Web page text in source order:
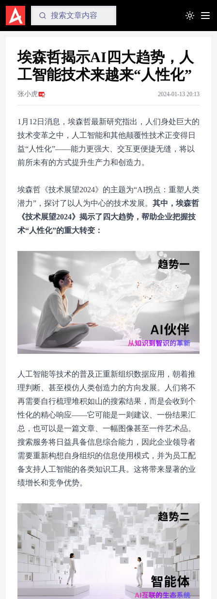
Toggle
埃森哲揭示AI四大趋势，人
工智能技术来越来“人性化”
张小虎 2024-01-13 20:13
1月12日消息，埃森哲最新研究指出，人们身处巨大的
技术变革之中，人工智能和其他颠覆性技术正变得日
益“人性化”——能力更强大、交互更便捷无缝，将以
前所未有的方式提升生产力和创造力。
埃森哲《技术展望2024》的主题为“AI拐点：重塑人类
潜力”，探讨了以人为中心的技术发展。 其中，埃森哲
《技术展望2024》揭示了四大趋势，帮助企业把握技
术“人性化”的重大转变：
人工智能等技术的普及正重新组织数据应用，朝着推
理判断、甚至模仿人类创造力的方向发展。人们将不
再需要自行梳理堆积如山的搜索结果，而是会收到个
性化的精心响应——它可能是一则建议、一份结果汇
总，也可以是一篇文章、一幅图像甚至一件艺术品。
搜索服务将日益具备信息综合能力，因此企业领导者
需要重新构想自身组织的信息使用模式，并为员工配
备支持人工智能的各类知识工具。这将带来显著的业
绩增长和竞争优势。